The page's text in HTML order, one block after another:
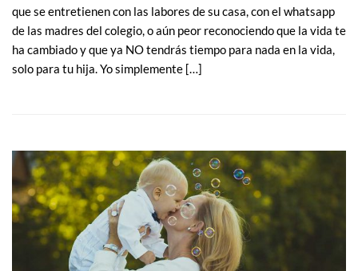
que se entretienen con las labores de su casa, con el whatsapp
de las madres del colegio, o aún peor reconociendo que la vida te
ha cambiado y que ya NO tendrás tiempo para nada en la vida,
solo para tu hija. Yo simplemente […]